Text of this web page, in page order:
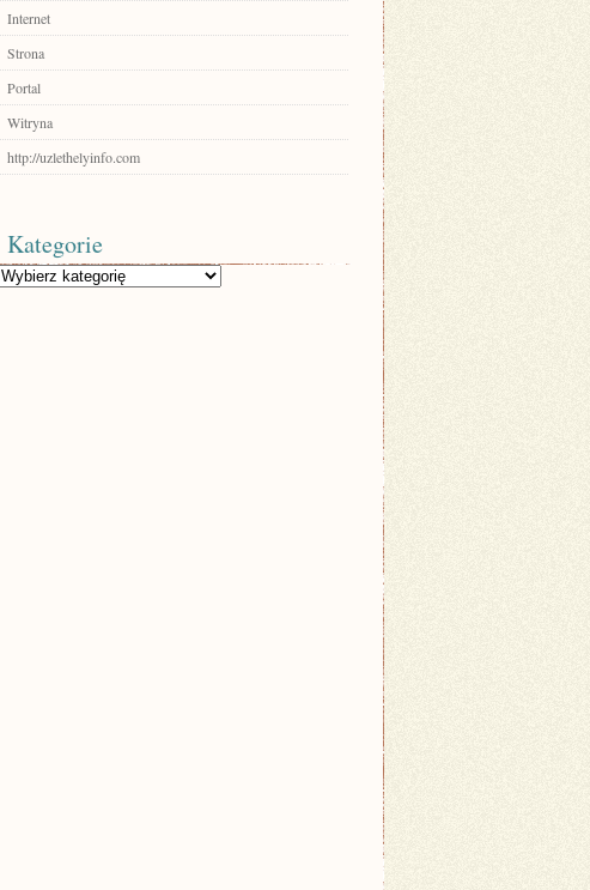
Internet
Strona
Portal
Witryna
http://uzlethelyinfo.com
Kategorie
Kategorie